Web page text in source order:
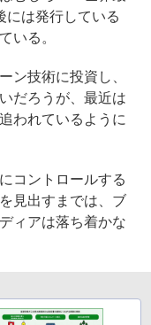
には発行している
いる。
ン技術に投資し、
だろうが、最近は
われているように
コントロールする
見出すまでは、ブ
ィアは落ち着かな